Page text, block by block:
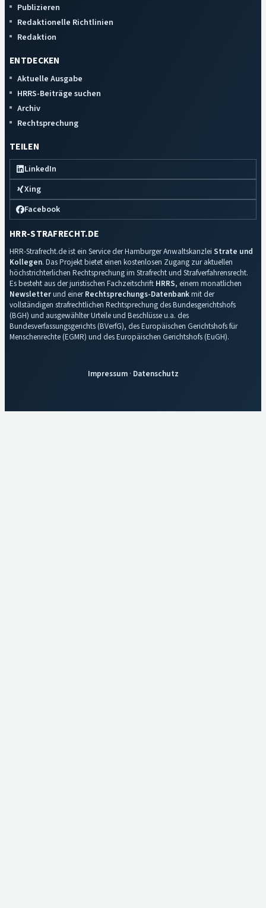
Publizieren
Redaktionelle Richtlinien
Redaktion
ENTDECKEN
Aktuelle Ausgabe
HRRS-Beiträge suchen
Archiv
Rechtsprechung
TEILEN
LinkedIn
Xing
Facebook
HRR-STRAFRECHT.DE
HRR-Strafrecht.de ist ein Service der Hamburger Anwaltskanzlei Strate und
Kollegen. Das Projekt bietet einen kostenlosen Zugang zur aktuellen
höchstrichterlichen Rechtsprechung im Strafrecht und Strafverfahrensrecht.
Es besteht aus der juristischen Fachzeitschrift HRRS, einem monatlichen
Newsletterund einerRechtsprechungs-Datenbankmit der
vollständigen strafrechtlichen Rechtsprechung des Bundesgerichtshofs
(BGH) und ausgewählter Urteile und Beschlüsse u.a. des
Bundesverfassungsgerichts (BVerfG), des Europäischen Gerichtshofs für
Menschenrechte (EGMR) und des Europäischen Gerichtshofs (EuGH).
Impressum· Datenschutz